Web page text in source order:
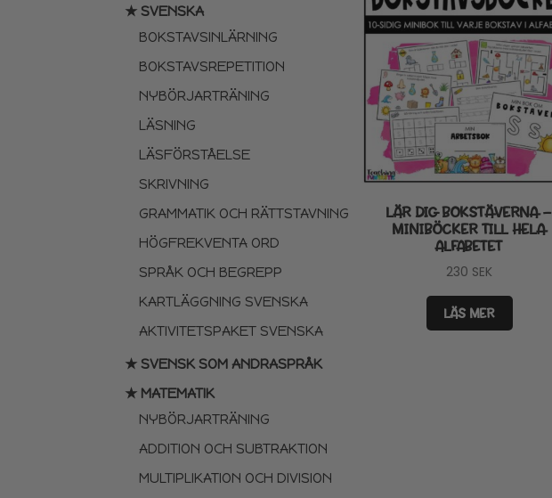
★ SVENSKA
BOKSTAVSINLÄRNING
BOKSTAVSREPETITION
NYBÖRJARTRÄNING
LÄSNING
LÄSFÖRSTÅELSE
SKRIVNING
GRAMMATIK OCH RÄTTSTAVNING
HÖGFREKVENTA ORD
SPRÅK OCH BEGREPP
KARTLÄGGNING SVENSKA
AKTIVITETSPAKET SVENSKA
★ SVENSK SOM ANDRASPRÅK
★ MATEMATIK
NYBÖRJARTRÄNING
ADDITION OCH SUBTRAKTION
MULTIPLIKATION OCH DIVISION
LÄR DIG BOKSTÄVERNA –
MINIBÖCKER TILL HELA
ALFABETET
230 SEK
LÄS MER